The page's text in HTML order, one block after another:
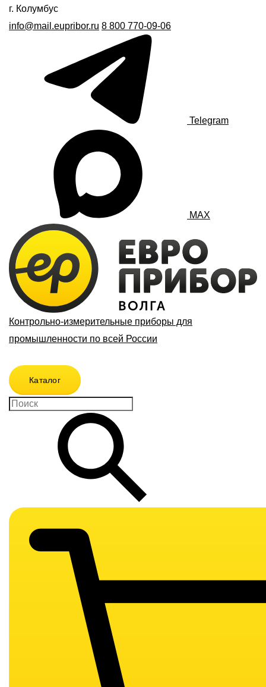
г. Колумбус
info@mail.eupribor.ru 8 800 770-09-06
Telegram
MAX
Контрольно-измерительные приборы для
промышленности по всей России
Каталог